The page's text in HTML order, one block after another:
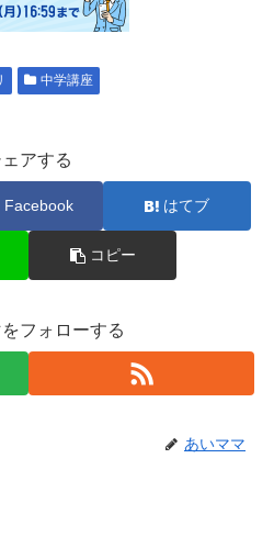
中学講座
ェアする
Facebook はてブ
コピー
フォローする
あいママ